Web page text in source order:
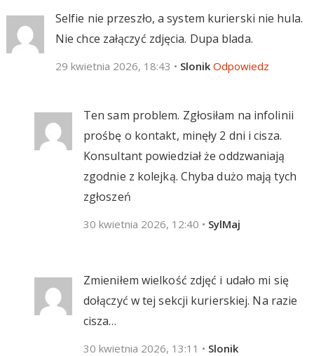
Selfie nie przeszło, a system kurierski nie hula.
Nie chce załączyć zdjęcia. Dupa blada.
29 kwietnia 2026, 18:43 • Slonik Odpowiedz
Ten sam problem. Zgłosiłam na infolinii
prośbę o kontakt, minęły 2 dni i cisza.
Konsultant powiedział że oddzwaniają
zgodnie z kolejką. Chyba dużo mają tych
zgłoszeń
30 kwietnia 2026, 12:40 • SylMaj
Zmieniłem wielkość zdjęć i udało mi się
dołączyć w tej sekcji kurierskiej. Na razie
cisza…
30 kwietnia 2026, 13:11 • Slonik